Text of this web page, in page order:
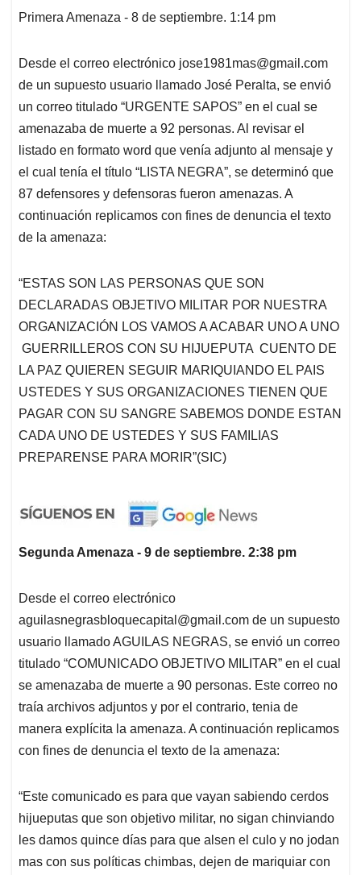
Primera Amenaza - 8 de septiembre. 1:14 pm
Desde el correo electrónico jose1981mas@gmail.com
de un supuesto usuario llamado José Peralta, se envió
un correo titulado “URGENTE SAPOS” en el cual se
amenazaba de muerte a 92 personas. Al revisar el
listado en formato word que venía adjunto al mensaje y
el cual tenía el título “LISTA NEGRA”, se determinó que
87 defensores y defensoras fueron amenazas. A
continuación replicamos con fines de denuncia el texto
de la amenaza:
“ESTAS SON LAS PERSONAS QUE SON
DECLARADAS OBJETIVO MILITAR POR NUESTRA
ORGANIZACIÓN LOS VAMOS A ACABAR UNO A UNO
GUERRILLEROS CON SU HIJUEPUTA CUENTO DE
LA PAZ QUIEREN SEGUIR MARIQUIANDO EL PAIS
USTEDES Y SUS ORGANIZACIONES TIENEN QUE
PAGAR CON SU SANGRE SABEMOS DONDE ESTAN
CADA UNO DE USTEDES Y SUS FAMILIAS
PREPARENSE PARA MORIR”(SIC)
Segunda Amenaza - 9 de septiembre. 2:38 pm
Desde el correo electrónico
aguilasnegrasbloquecapital@gmail.com de un supuesto
usuario llamado AGUILAS NEGRAS, se envió un correo
titulado “COMUNICADO OBJETIVO MILITAR” en el cual
se amenazaba de muerte a 90 personas. Este correo no
traía archivos adjuntos y por el contrario, tenia de
manera explícita la amenaza. A continuación replicamos
con fines de denuncia el texto de la amenaza:
“Este comunicado es para que vayan sabiendo cerdos
hijueputas que son objetivo militar, no sigan chinviando
les damos quince días para que alsen el culo y no jodan
mas con sus políticas chimbas, dejen de mariquiar con